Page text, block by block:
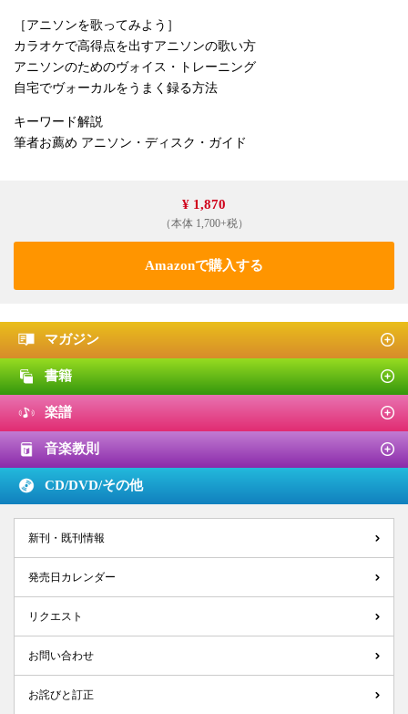
［アニソンを歌ってみよう］
カラオケで高得点を出すアニソンの歌い方
アニソンのためのヴォイス・トレーニング
自宅でヴォーカルをうまく録る方法
キーワード解説
筆者お薦め アニソン・ディスク・ガイド
¥ 1,870
（本体 1,700+税）
Amazonで購入する
マガジン
書籍
楽譜
音楽教則
CD/DVD/その他
新刊・既刊情報
発売日カレンダー
リクエスト
お問い合わせ
お詫びと訂正